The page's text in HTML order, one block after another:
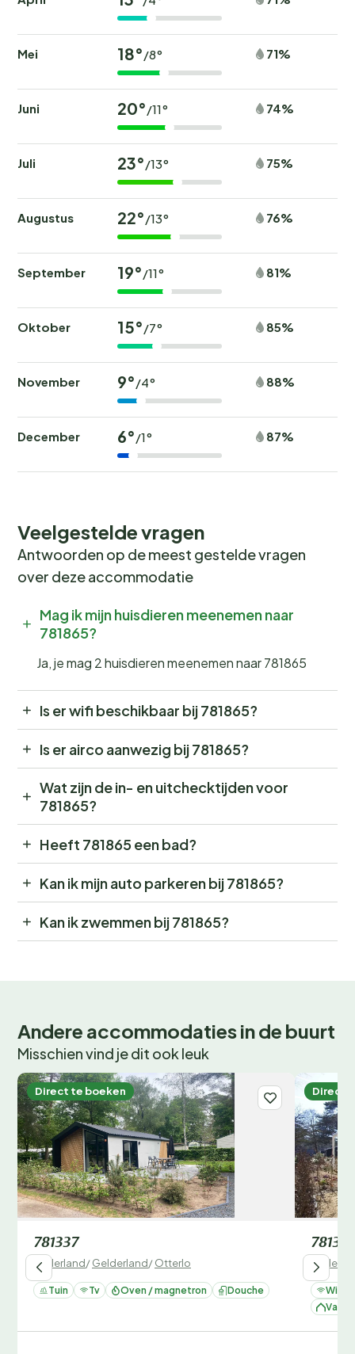
Mei 18°/8° 71%
Juni 20°/11° 74%
Juli 23°/13° 75%
Augustus 22°/13° 76%
September 19°/11° 81%
Oktober 15°/7° 85%
November 9°/4° 88%
December 6°/1° 87%
Veelgestelde vragen
Antwoorden op de meest gestelde vragen
over deze accommodatie
Mag ik mijn huisdieren meenemen naar
781865?
Ja, je mag 2 huisdieren meenemen naar 781865
Is er wifi beschikbaar bij 781865?
Is er airco aanwezig bij 781865?
Wat zijn de in- en uitchecktijden voor
781865?
Heeft 781865 een bad?
Kan ik mijn auto parkeren bij 781865?
Kan ik zwemmen bij 781865?
Andere accommodaties in de buurt
Misschien vind je dit ook leuk
Direct te boeken
781337
Nederland/Gelderland/Otterlo
Tuin Tv Oven / magnetron Douche
Direct
781338
Wifi